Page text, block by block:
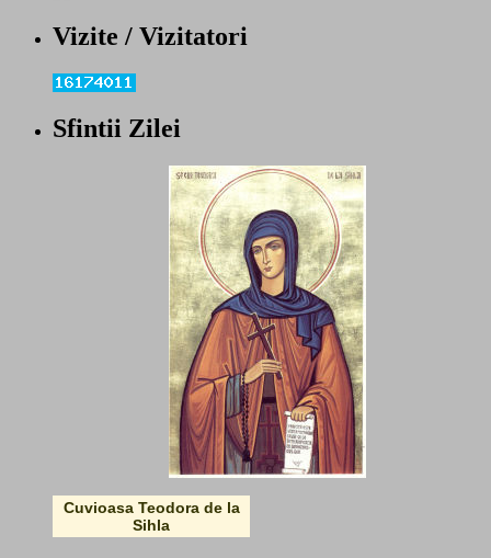
Vizite / Vizitatori
Sfintii Zilei
Cuvioasa Teodora de la
Sihla